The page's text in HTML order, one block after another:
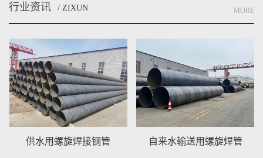
行业资讯 / ZIXUN MORE
供水用螺旋焊接钢管 自来水输送用螺旋焊管